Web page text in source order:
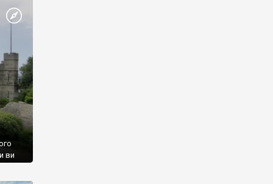
ви